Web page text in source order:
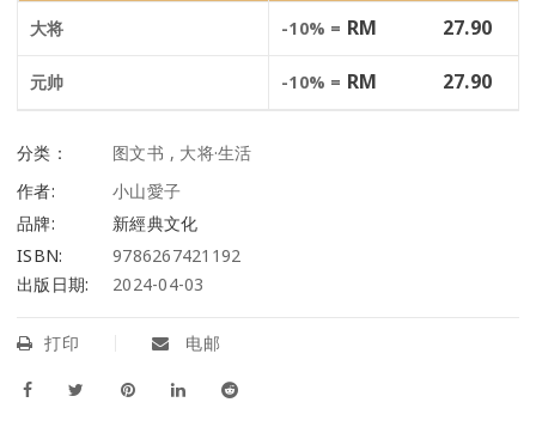
大将 -10% = RM 27.90
元帅 -10% = RM 27.90
分类： 图文书 , 大将·生活
作者:
小山愛子
品牌:
新經典文化
ISBN:
9786267421192
出版日期:
2024-04-03
打印 电邮